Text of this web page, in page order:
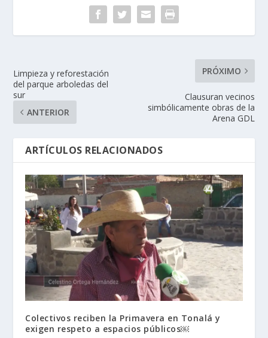
Limpieza y reforestación
del parque arboledas del
sur
ANTERIOR
PRÓXIMO
Clausuran vecinos
simbólicamente obras de la
Arena GDL
ARTÍCULOS RELACIONADOS
Colectivos reciben la Primavera en Tonalá y
exigen respeto a espacios públicos￼